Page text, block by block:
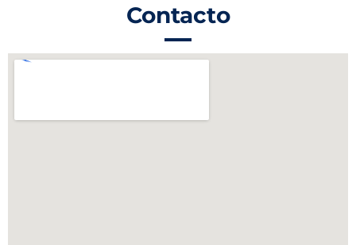
Contacto